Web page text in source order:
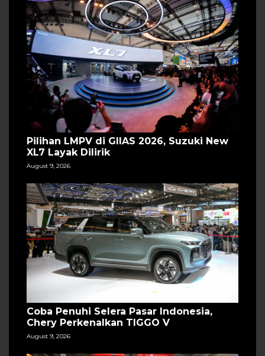
Pilihan LMPV di GIIAS 2026, Suzuki New
XL7 Layak Dilirik
August 9, 2026
Coba Penuhi Selera Pasar Indonesia,
Chery Perkenalkan TIGGO V
August 9, 2026